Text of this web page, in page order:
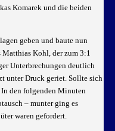
Komarek und die beiden
geben und baute nun
Matthias Kohl, der zum 3:1
Unterbrechungen deutlich
unter Druck geriet. Sollte sich
In den folgenden Minuten
– munter ging es
waren gefordert.